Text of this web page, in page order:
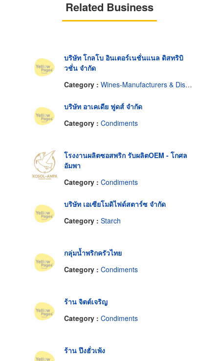
Related Business
บริษัท โกลโบ อินเตอร์เนชั่นแนล ดิสทริบิ
วชั่น จำกัด
Category : Wines-Manufacturers & Distributors
บริษัท อาเคเดีย ฟูดส์ จำกัด
Category : Condiments
โรงงานผลิตซอสพริก รับผลิตOEM - โกศล
อัมพา
Category : Condiments
บริษัท เอเซียโมดิไฟด์สตาร์ซ จำกัด
Category : Starch
กลุ่มน้ำพริกครัวไทย
Category : Condiments
ร้าน จิตต์เจริญ
Category : Condiments
ร้าน ปึงฮั่วเพ้ง